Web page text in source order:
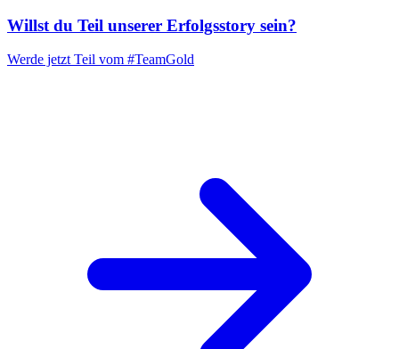
Willst du Teil unserer Erfolgsstory sein?
Werde jetzt Teil vom #TeamGold